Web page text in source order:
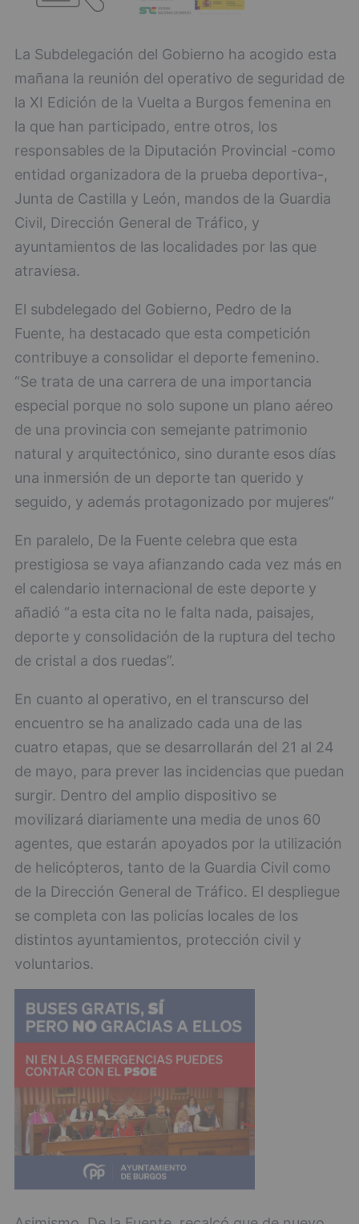
La Subdelegación del Gobierno ha acogido esta
mañana la reunión del operativo de seguridad de
la XI Edición de la Vuelta a Burgos femenina en
la que han participado, entre otros, los
responsables de la Diputación Provincial -como
entidad organizadora de la prueba deportiva-,
Junta de Castilla y León, mandos de la Guardia
Civil, Dirección General de Tráfico, y
ayuntamientos de las localidades por las que
atraviesa.
El subdelegado del Gobierno, Pedro de la
Fuente, ha destacado que esta competición
contribuye a consolidar el deporte femenino.
“Se trata de una carrera de una importancia
especial porque no solo supone un plano aéreo
de una provincia con semejante patrimonio
natural y arquitectónico, sino durante esos días
una inmersión de un deporte tan querido y
seguido, y además protagonizado por mujeres”
En paralelo, De la Fuente celebra que esta
prestigiosa se vaya afianzando cada vez más en
el calendario internacional de este deporte y
añadió “a esta cita no le falta nada, paisajes,
deporte y consolidación de la ruptura del techo
de cristal a dos ruedas”.
En cuanto al operativo, en el transcurso del
encuentro se ha analizado cada una de las
cuatro etapas, que se desarrollarán del 21 al 24
de mayo, para prever las incidencias que puedan
surgir. Dentro del amplio dispositivo se
movilizará diariamente una media de unos 60
agentes, que estarán apoyados por la utilización
de helicópteros, tanto de la Guardia Civil como
de la Dirección General de Tráfico. El despliegue
se completa con las policías locales de los
distintos ayuntamientos, protección civil y
voluntarios.